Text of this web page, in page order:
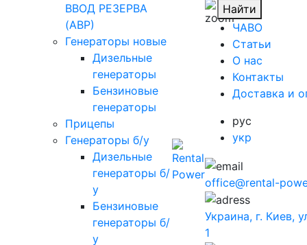
ВВОД РЕЗЕРВА
(АВР)
Генераторы новые
Дизельные
генераторы
Бензиновые
генераторы
Прицепы
Генераторы б/у
Дизельные
генераторы б/
у
Бензиновые
генераторы б/
у
Найти
ЧАВО
Cтатьи
O нас
Контакты
Доставка и
рус
укр
office@rental-
Украина, г. Киев,
1